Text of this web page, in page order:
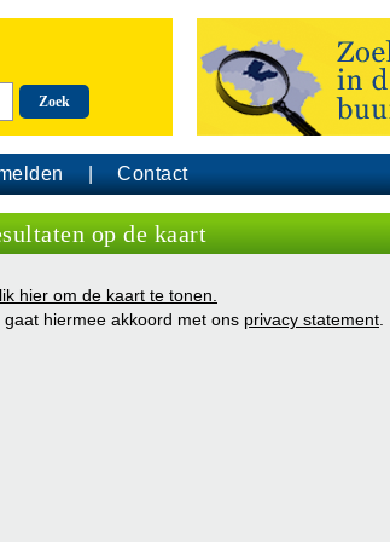
Zoek
Contact
op de kaart
hier om de kaart te tonen.
gaat hiermee akkoord met ons privacy statement